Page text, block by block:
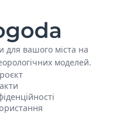
для вашого міста на
моделей.